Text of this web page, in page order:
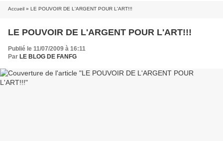
Accueil » LE POUVOIR DE L'ARGENT POUR L'ART!!!
LE POUVOIR DE L'ARGENT POUR L'ART!!!
Publié le 11/07/2009 à 16:11
Par LE BLOG DE FANFG